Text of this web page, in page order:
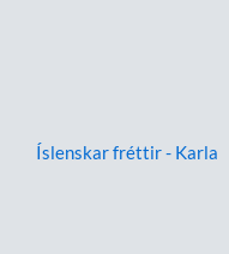
Íslenskar fréttir - Karla